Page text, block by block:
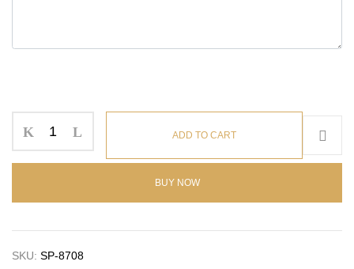
ADD TO CART
BUY NOW
SKU: SP-8708